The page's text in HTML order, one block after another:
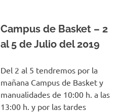
Campus de Basket – 2
al 5 de Julio del 2019
Del 2 al 5 tendremos por la
mañana Campus de Basket y
manualidades de 10:00 h. a las
13:00 h. y por las tardes